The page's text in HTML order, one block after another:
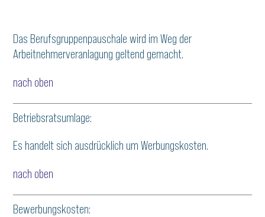
Das Berufsgruppenpauschale wird im Weg der
Arbeitnehmerveranlagung geltend gemacht.
nach oben
Betriebsratsumlage:
Es handelt sich ausdrücklich um Werbungskosten.
nach oben
Bewerbungskosten: